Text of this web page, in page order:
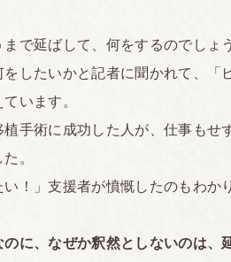
で延ばして、何をするのでしょ
したいかと記者に聞かれて、「
います。
手術に成功した人が、仕事もせ
。
！」支援者が憤慨したのもわか
に、なぜか釈然としないのは、